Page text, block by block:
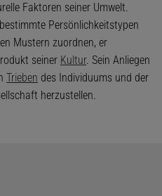
Faktoren seiner Umwelt.
Persönlichkeitstypen
Mustern zuordnen, er
seiner Kultur. Sein Anliegen
Trieben des Individuums und der
herzustellen.